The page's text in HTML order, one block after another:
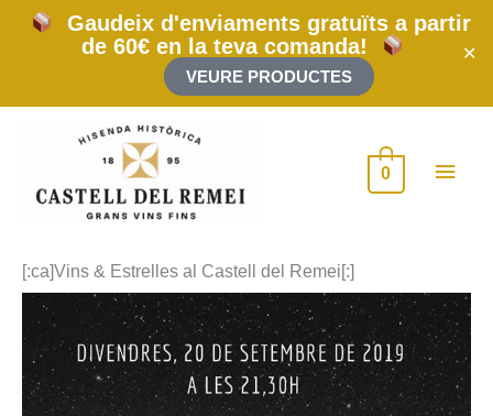
Gaudeix d'enviaments gratuïts a partir
de 60€ en la teva comanda!
VEURE PRODUCTES
✕
0
[:ca]Vins & Estrelles al Castell del Remei[:]